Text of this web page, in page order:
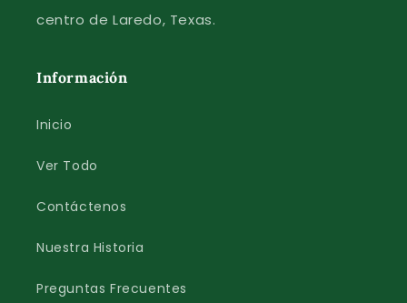
centro de Laredo, Texas.
Información
Inicio
Ver Todo
Contáctenos
Nuestra Historia
Preguntas Frecuentes